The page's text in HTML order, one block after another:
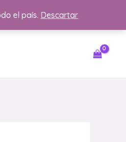
el país. Descartar